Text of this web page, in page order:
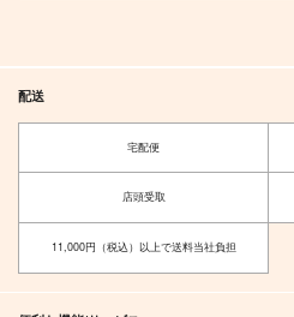
配送
宅配便
店頭受取
11,000円（税込）以上で送料当社負担